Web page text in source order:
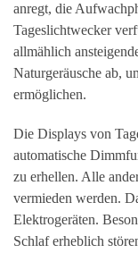
anregt, die
Tageslichtwecker
allmählich
Naturgeräusche ab,
ermöglichen.
Die Displays von
automatische
zu erhellen. Alle
vermieden werden.
Elektrogeräten.
Schlaf erheblich